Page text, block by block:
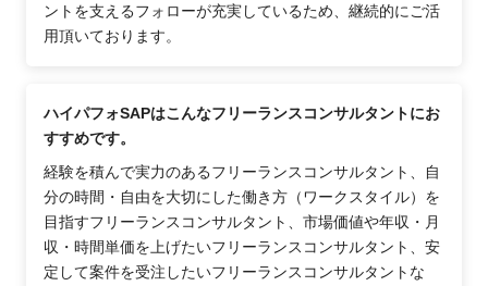
ントを支えるフォローが充実しているため、継続的にご活
用頂いております。
ハイパフォSAPはこんなフリーランスコンサルタントにお
すすめです。
経験を積んで実力のあるフリーランスコンサルタント、自
分の時間・自由を大切にした働き方（ワークスタイル）を
目指すフリーランスコンサルタント、市場価値や年収・月
収・時間単価を上げたいフリーランスコンサルタント、安
定して案件を受注したいフリーランスコンサルタントな